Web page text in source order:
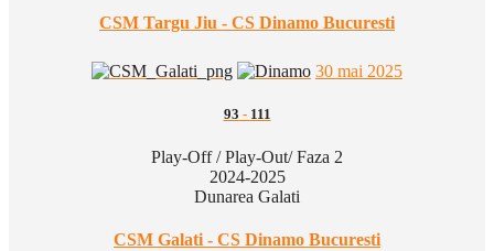
CSM Targu Jiu - CS Dinamo Bucuresti
30 mai 2025
93 - 111
Play-Off / Play-Out/ Faza 2
2024-2025
Dunarea Galati
CSM Galati - CS Dinamo Bucuresti